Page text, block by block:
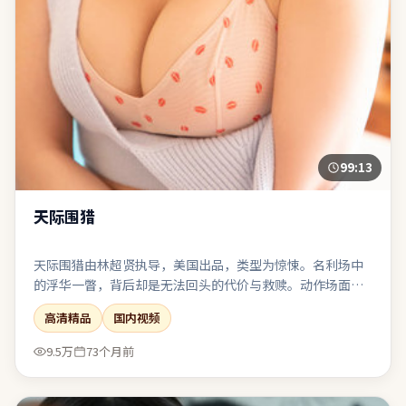
99:13
天际围猎
天际围猎由林超贤执导，美国出品，类型为惊悚。名利场中
的浮华一瞥，背后却是无法回头的代价与救赎。动作场面服
务于人物关系，而非为炫技而打断叙事呼吸。适合与友人观
影后延续讨论：关于选择、代价与和解。
高清精品
国内视频
9.5万
73个月前